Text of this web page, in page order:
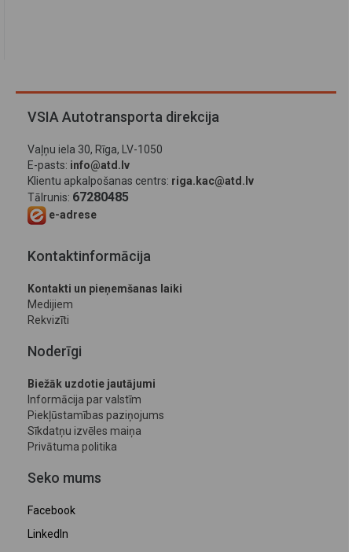
VSIA Autotransporta direkcija
Vaļņu iela 30, Rīga, LV-1050
E-pasts: info@atd.lv
Klientu apkalpošanas centrs: riga.kac@atd.lv
Tālrunis: 67280485
e-adrese
Kontaktinformācija
Kontakti un pieņemšanas laiki
Medijiem
Rekvizīti
Noderīgi
Biežāk uzdotie jautājumi
Informācija par valstīm
Piekļūstamības paziņojums
Sīkdatņu izvēles maiņa
Privātuma politika
Seko mums
Facebook
LinkedIn